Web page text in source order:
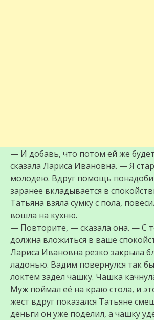
— И добавь, что потом ей же
сказала Лариса Ивановна. — Я
молодею. Вдруг помощь
заранее вкладывается в
Татьяна взяла сумку с пола,
вошла на кухню.
— Повторите, — сказала она. — С
должна вложиться в ваше
Лариса Ивановна резко закрыла
ладонью. Вадим повернулся так
локтем задел чашку. Чашка
Муж поймал её на краю стола, и
жест вдруг показался Татьяне
деньги он уже поделил, а чашку